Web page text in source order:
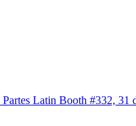
Latin Booth #332, 31